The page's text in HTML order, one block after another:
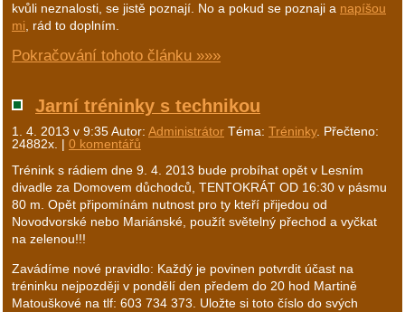
kvůli neznalosti, se jistě poznají. No a pokud se poznaji a napíšou
mi, rád to doplním.
Pokračování tohoto článku »»»
Jarní tréninky s technikou
1. 4. 2013 v 9:35Autor: Administrátor Téma: Tréninky. Přečteno:
24882x. | 0 komentářů
Trénink s rádiem dne 9. 4. 2013 bude probíhat opět v Lesním
divadle za Domovem důchodců, TENTOKRÁT OD 16:30 v pásmu
80 m. Opět připomínám nutnost pro ty kteří přijedou od
Novodvorské nebo Mariánské, použít světelný přechod a vyčkat
na zelenou!!!
Zavádíme nové pravidlo: Každý je povinen potvrdit účast na
tréninku nejpozději v pondělí den předem do 20 hod Martině
Matouškové na tlf: 603 734 373. Uložte si toto číslo do svých